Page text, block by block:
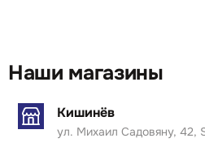
Наши магазины
Кишинёв
ул. Михаил Садовяну, 42,